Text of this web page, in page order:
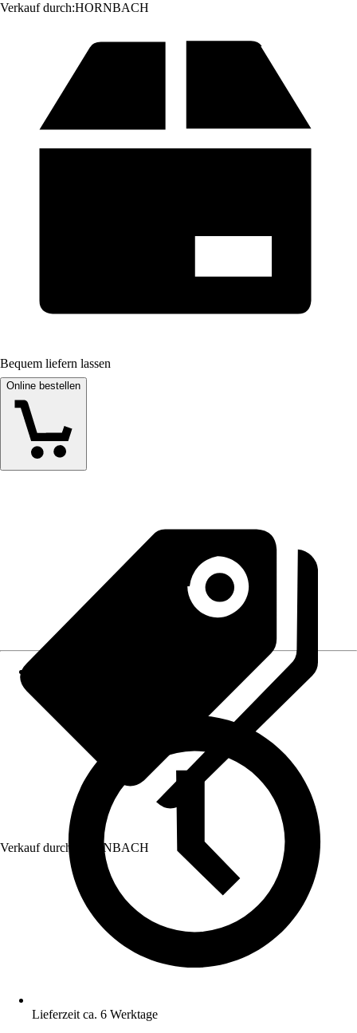
Verkauf durch:HORNBACH
Bequem liefern lassen
Online bestellen
Verkauf durch: HORNBACH
Lieferzeit ca. 6 Werktage